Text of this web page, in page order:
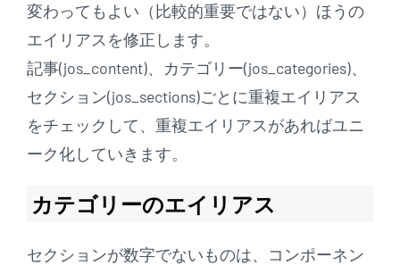
変わってもよい（比較的重要ではない）ほうの
エイリアスを修正します。
記事(jos_content)、カテゴリー(jos_categories)、
セクション(jos_sections)ごとに重複エイリアス
をチェックして、重複エイリアスがあればユニ
ーク化していきます。
カテゴリーのエイリアス
セクションが数字でないものは、コンポーネン